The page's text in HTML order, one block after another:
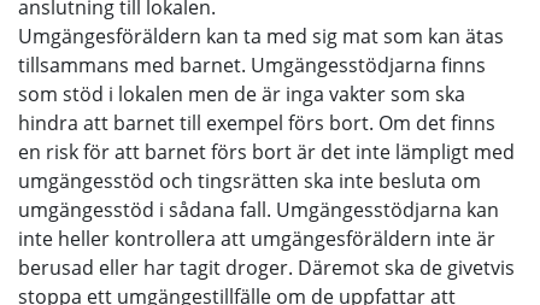
anslutning till lokalen.
Umgängesföräldern kan ta med sig mat som kan ätas
tillsammans med barnet. Umgängesstödjarna finns
som stöd i lokalen men de är inga vakter som ska
hindra att barnet till exempel förs bort. Om det finns
en risk för att barnet förs bort är det inte lämpligt med
umgängesstöd och tingsrätten ska inte besluta om
umgängesstöd i sådana fall. Umgängesstödjarna kan
inte heller kontrollera att umgängesföräldern inte är
berusad eller har tagit droger. Däremot ska de givetvis
stoppa ett umgängestillfälle om de uppfattar att